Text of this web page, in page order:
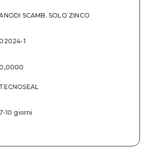
SCAMB. SOLO ZINCO
1
TECNOSEAL
10 giorni